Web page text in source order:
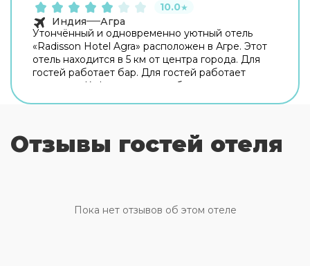
10.0★
Индия
Агра
Утончённый и одновременно уютный отель
«Radisson Hotel Agra» расположен в Агре. Этот
отель находится в 5 км от центра города. Для
гостей работает бар. Для гостей работает
ресторан. Кафе отеля — удобное место для
парковке рядом. Также для гостей в отеле:
массажный кабинет, паровая баня и спа-центр.
к услугам отдыхающих площадка для барбекю.
Для тех, кто не представляет отдых без водных
Отзывы гостей отеля
Пока нет отзывов об этом отеле